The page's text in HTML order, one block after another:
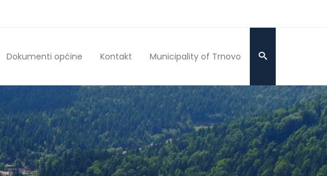
Dokumenti općine Kontakt Municipality of Trnovo